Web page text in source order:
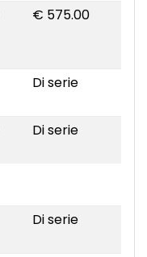
€ 575.00
Di serie
Di serie
Di serie